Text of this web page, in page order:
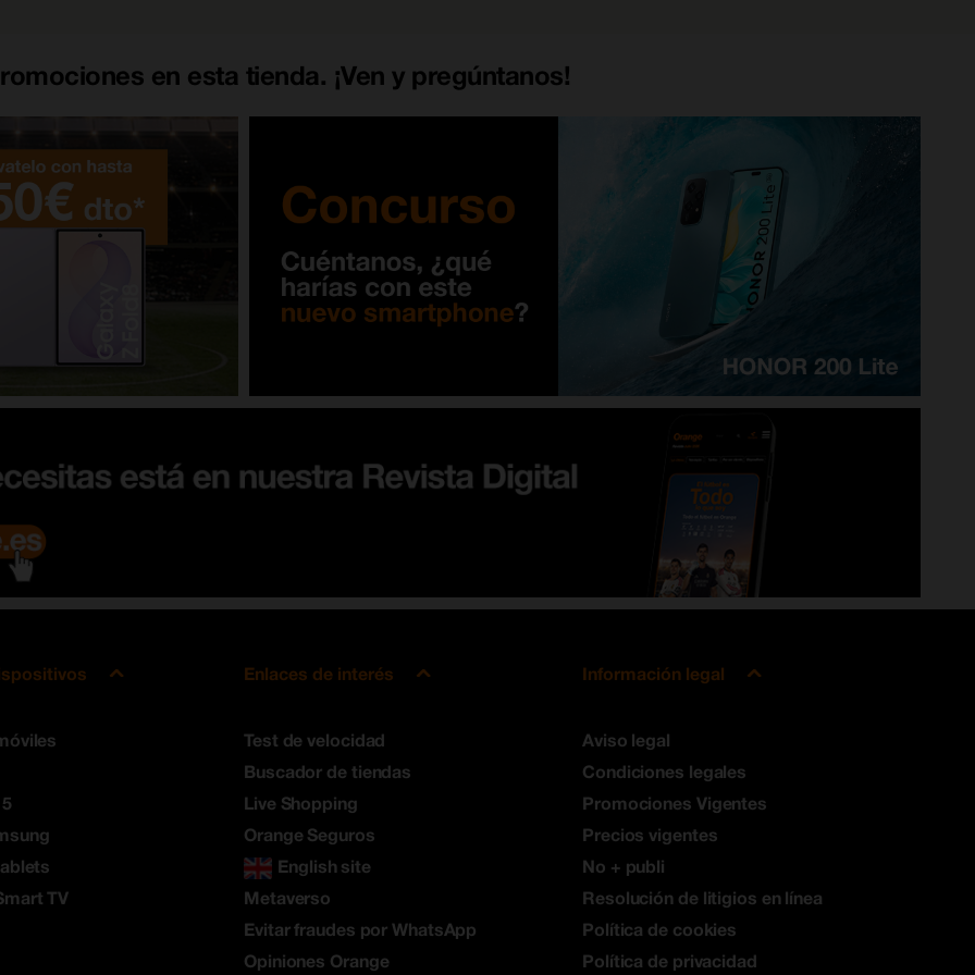
en esta tienda. ¡Ven y pregúntanos!
TV
Enlaces de interés
Test de velocidad
Buscador de tiendas
Live Shopping
Orange Seguros
English site
Metaverso
Evitar fraudes por WhatsApp
Opiniones Orange
Información legal
Aviso legal
Condiciones legales
Promociones Vigentes
Precios vigentes
No + publi
Resolución de litigios en línea
Política de cookies
Política de privacidad